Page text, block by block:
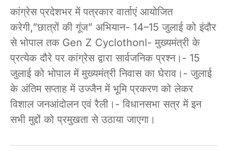
कांग्रेस प्रदेशभर में पत्रकार वार्ताएं आयोजित
करेगी,”छात्रों की गूंज” अभियान- 14–15 जुलाई को इंदौर
से भोपाल तक Gen Z Cyclothonl- मुख्यमंत्री के
प्रत्येक दौरे पर कांग्रेस द्वारा सार्वजनिक प्रश्न।- 15
जुलाई को भोपाल में मुख्यमंत्री निवास का घेराव।- जुलाई
के अंतिम सप्ताह में उज्जैन में भूमि प्रकरण को लेकर
विशाल जनआंदोलन एवं रैली।- विधानसभा सत्र में इन
सभी मुद्दों को प्रमुखता से उठाया जाएगा।